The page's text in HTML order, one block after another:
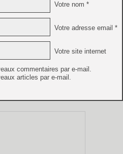
Votre nom *
Votre adresse email *
Votre site internet
commentaires par e-mail.
articles par e-mail.